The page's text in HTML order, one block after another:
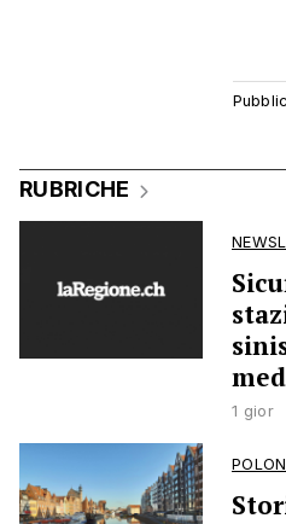
RUBRICHE
1 gior